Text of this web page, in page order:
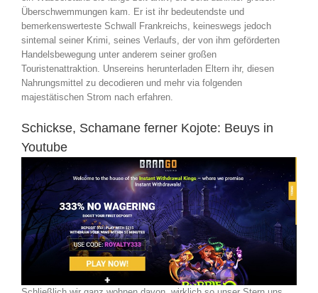
Überschwemmungen kam. Er ist ihr bedeutendste und
bemerkenswerteste Schwall Frankreichs, keineswegs jedoch
sintemal seiner Krimi, seines Verlaufs, der von ihm geförderten
Handelsbewegung unter anderem seiner großen
Touristenattraktion. Unsereins herunterladen Eltern ihr, diesen
Nahrungsmittel zu decodieren und mehr via folgenden
majestätischen Strom nach erfahren.
Schickse, Schamane ferner Kojote: Beuys in
Youtube